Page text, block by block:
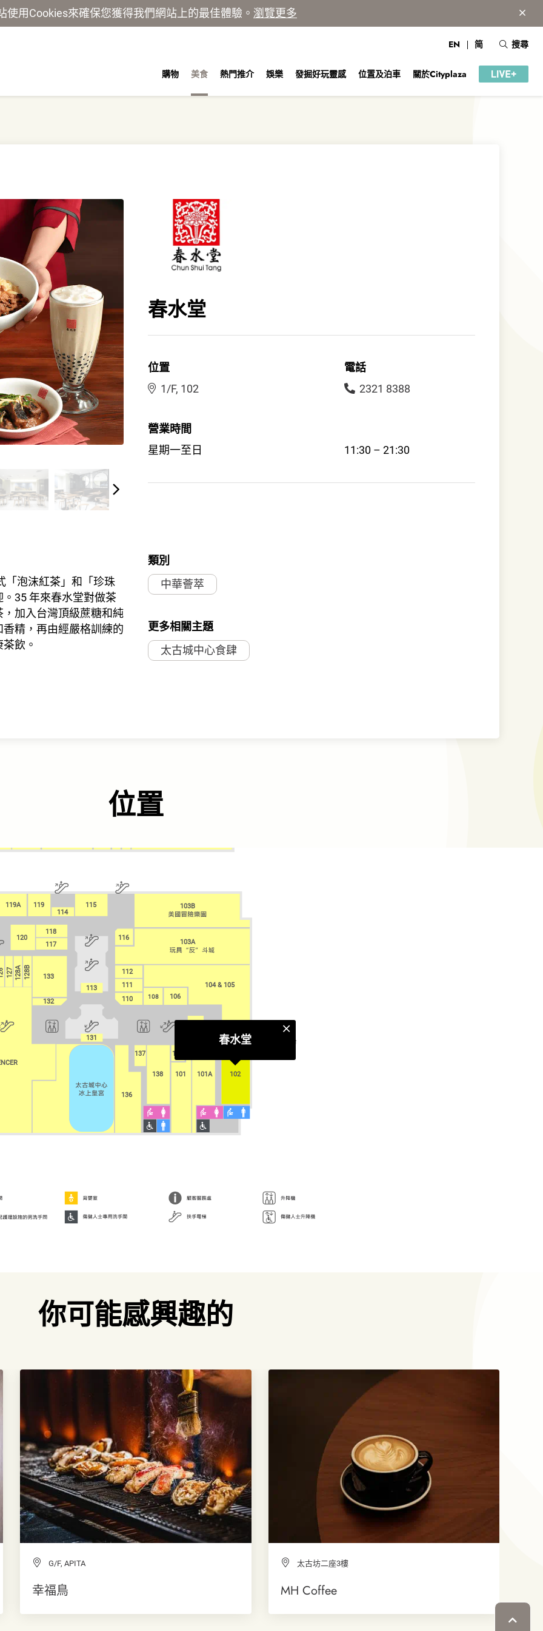
使用Cookies來確保您獲得我們網站上的最佳體驗。 瀏覽更多
購物 美食 熱門推介 娛樂 發掘好玩靈感 位置及泊車 關於Cityplaza
EN 简 搜尋
春水堂
位置
1/F, 102
電話
2321 8388
營業時間
星期一至日
11:30 – 21:30
「泡沫紅茶」和「珍珠
35 年來春水堂對做茶
加入台灣頂級蔗糖和純
精，再由經嚴格訓練的
飲。
類別
中華薈萃
更多相關主題
太古城中心食肆
位置
119A 119 103B
103A
116
112
111
110
104 & 105
102
101A
101
139
138
137
136
131
132
133
128B
128A
127
113
117
118
120
115
114
108 106
102
春水堂
你可能感興趣的
G/F, APITA
幸福鳥
太古坊二座3樓
MH Coffee